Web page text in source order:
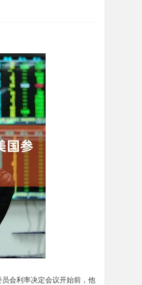
会利率决定会议开始前，他